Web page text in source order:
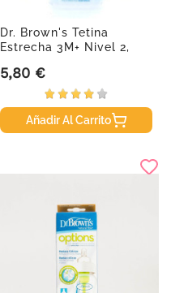
Dr. Brown's Tetina
Estrecha 3M+ Nivel 2,
Precio
5,80 €
Añadir Al Carrito